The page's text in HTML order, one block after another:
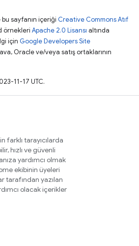
sayfanın içeriği Creative Commons Atıf
örnekleri Apache 2.0 Lisansı altında
için Google Developers Site
Oracle ve/veya satış ortaklarının
11-17 UTC.
farklı tarayıcılarda
hızlı ve güvenli
yardımcı olmak
ekibinin üyeleri
tarafından yazılan
olacak içerikler